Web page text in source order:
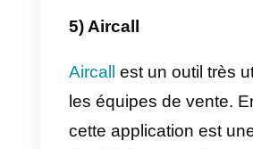
créer une bonne
créer des
avec les